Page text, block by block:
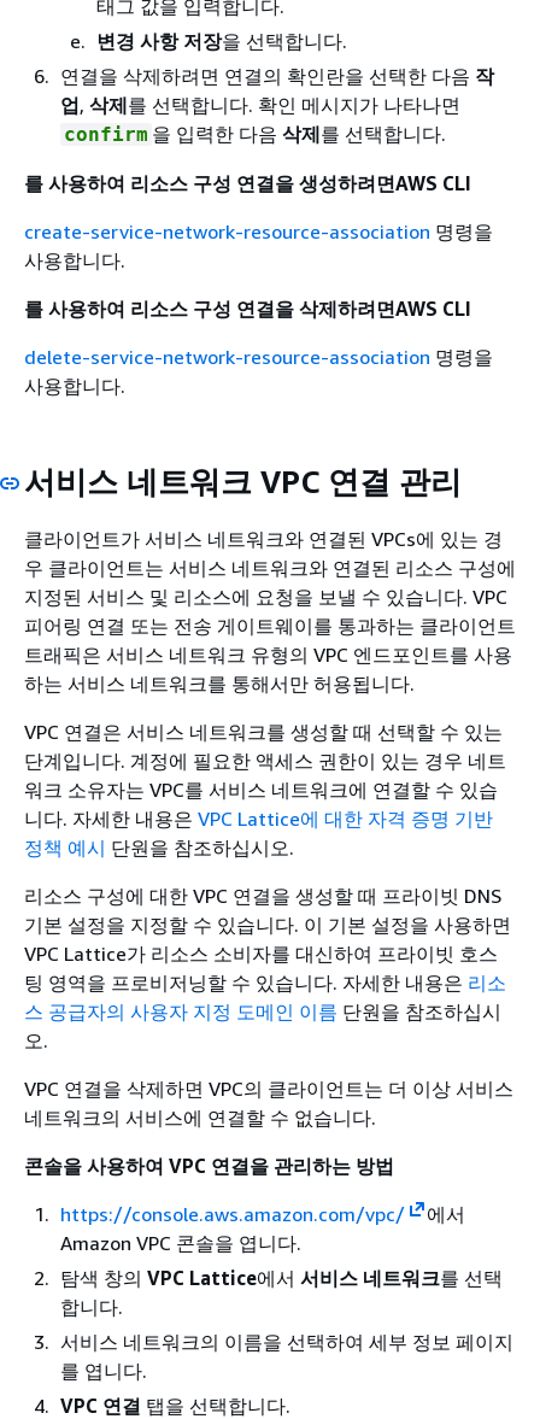
태그 값을 입력합니다.
변경 사항 저장을 선택합니다.
연결을 삭제하려면 연결의 확인란을 선택한 다음 작
업, 삭제를 선택합니다. 확인 메시지가 나타나면
confirm 을 입력한 다음 삭제를 선택합니다.
를 사용하여 리소스 구성 연결을 생성하려면AWS CLI
create-service-network-resource-association 명령을
사용합니다.
를 사용하여 리소스 구성 연결을 삭제하려면AWS CLI
delete-service-network-resource-association 명령을
사용합니다.
서비스 네트워크 VPC 연결 관리
클라이언트가 서비스 네트워크와 연결된 VPCs에 있는 경
우 클라이언트는 서비스 네트워크와 연결된 리소스 구성에
지정된 서비스 및 리소스에 요청을 보낼 수 있습니다. VPC
피어링 연결 또는 전송 게이트웨이를 통과하는 클라이언트
트래픽은 서비스 네트워크 유형의 VPC 엔드포인트를 사용
하는 서비스 네트워크를 통해서만 허용됩니다.
VPC 연결은 서비스 네트워크를 생성할 때 선택할 수 있는
단계입니다. 계정에 필요한 액세스 권한이 있는 경우 네트
워크 소유자는 VPC를 서비스 네트워크에 연결할 수 있습
니다. 자세한 내용은 VPC Lattice에 대한 자격 증명 기반
정책 예시 단원을 참조하십시오.
리소스 구성에 대한 VPC 연결을 생성할 때 프라이빗 DNS
기본 설정을 지정할 수 있습니다. 이 기본 설정을 사용하면
VPC Lattice가 리소스 소비자를 대신하여 프라이빗 호스
팅 영역을 프로비저닝할 수 있습니다. 자세한 내용은 리소
스 공급자의 사용자 지정 도메인 이름 단원을 참조하십시
오.
VPC 연결을 삭제하면 VPC의 클라이언트는 더 이상 서비스
네트워크의 서비스에 연결할 수 없습니다.
콘솔을 사용하여 VPC 연결을 관리하는 방법
https://console.aws.amazon.com/vpc/
에서
Amazon VPC 콘솔을 엽니다.
탐색 창의 VPC Lattice에서 서비스 네트워크를 선택
합니다.
서비스 네트워크의 이름을 선택하여 세부 정보 페이지
를 엽니다.
VPC 연결 탭을 선택합니다.